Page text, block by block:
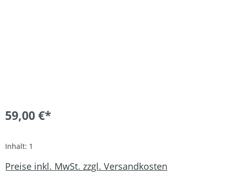
59,00 €*
Inhalt: 1
Preise inkl. MwSt. zzgl. Versandkosten